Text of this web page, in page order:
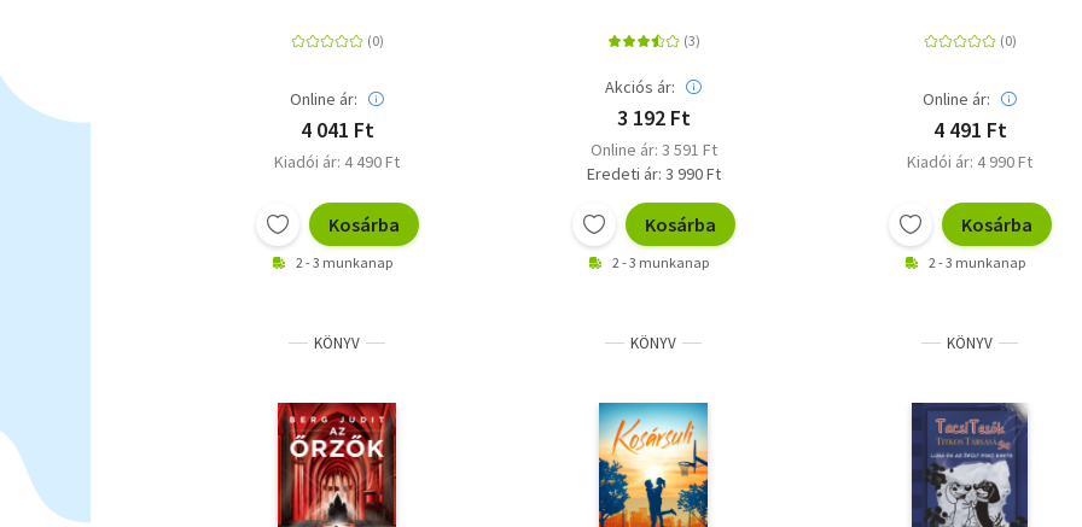
Online ár:
4 041 Ft
Kiadói ár: 4 490 Ft
Kosárba
2 - 3 munkanap
Akciós ár:
3 192 Ft
Online ár: 3 591 Ft
Eredeti ár: 3 990 Ft
Kosárba
2 - 3 munkanap
Online ár:
4 491 Ft
Kiadói ár: 4 990 Ft
Kosárba
2 - 3 munkanap
KÖNYV KÖNYV KÖNYV